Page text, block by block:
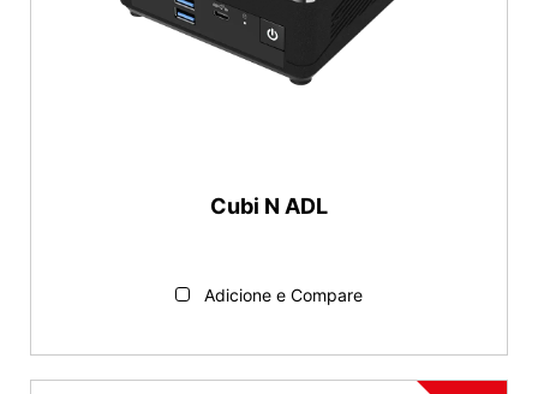
Cubi N ADL
Adicione e Compare